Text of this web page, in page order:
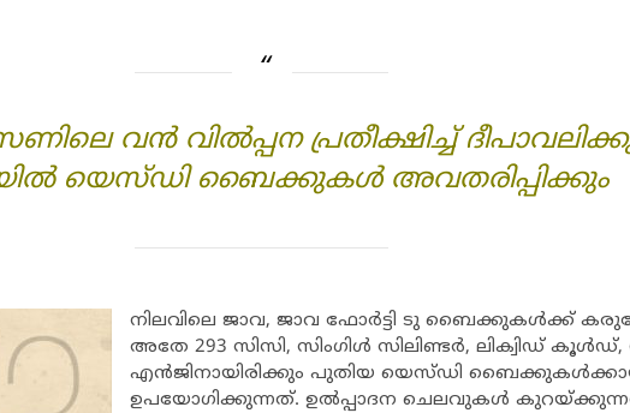
വന്‍ വില്‍പ്പന പ്രതീക്ഷിച്ച്
യെസ്ഡി ബൈക്കുകള്‍ അവതരിപ്പിക്കും
നിലവിലെ ജാവ, ജാവ ഫോര്‍ട്ടി ടു ബൈക്കുകള്‍ക്ക്
അതേ 293 സിസി, സിംഗിള്‍ സിലിണ്ടര്‍, ലിക്വിഡ് കൂള്‍ഡ്,
എന്‍ജിനായിരിക്കും പുതിയ യെസ്ഡി
ഉപയോഗിക്കുന്നത്. ഉല്‍പ്പാദന ചെലവുകള്‍